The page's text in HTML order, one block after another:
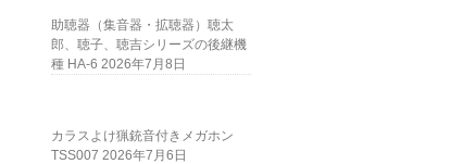
助聴器（集音器・拡聴器）聴太
郎、聴子、聴吉シリーズの後継機
種 HA-6 2026年7月8日
カラスよけ猟銃音付きメガホン
TSS007 2026年7月6日